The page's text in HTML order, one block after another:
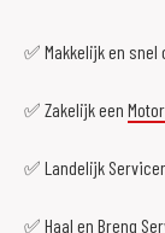
✅ Makkelijk en
✅ Zakelijk een
✅ Landelijk
✅ Haal en Breng